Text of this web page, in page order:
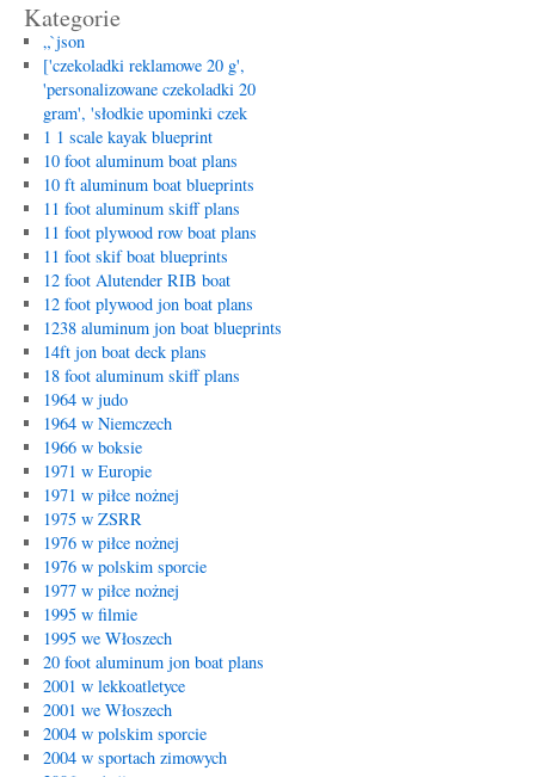
Kategorie
„`json
['czekoladki reklamowe 20 g',
'personalizowane czekoladki 20
gram', 'słodkie upominki czek
1 1 scale kayak blueprint
10 foot aluminum boat plans
10 ft aluminum boat blueprints
11 foot aluminum skiff plans
11 foot plywood row boat plans
11 foot skif boat blueprints
12 foot Alutender RIB boat
12 foot plywood jon boat plans
1238 aluminum jon boat blueprints
14ft jon boat deck plans
18 foot aluminum skiff plans
1964 w judo
1964 w Niemczech
1966 w boksie
1971 w Europie
1971 w piłce nożnej
1975 w ZSRR
1976 w piłce nożnej
1976 w polskim sporcie
1977 w piłce nożnej
1995 w filmie
1995 we Włoszech
20 foot aluminum jon boat plans
2001 w lekkoatletyce
2001 we Włoszech
2004 w polskim sporcie
2004 w sportach zimowych